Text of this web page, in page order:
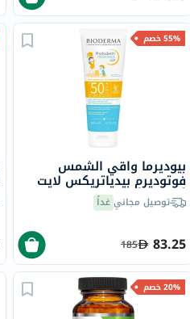
55% خصم
بيوديرما واقي الشمس
فوتوديرم بيدياتريكس لايت
أس بي أف 50+ 200 مل
توصيل مجانيغداً
83.25
185
20% خصم